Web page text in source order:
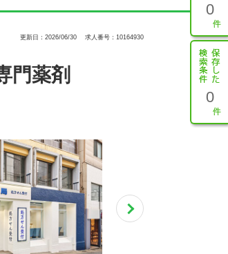
0
0
更新日：2026/06/30 求人番号：10164930
門薬剤